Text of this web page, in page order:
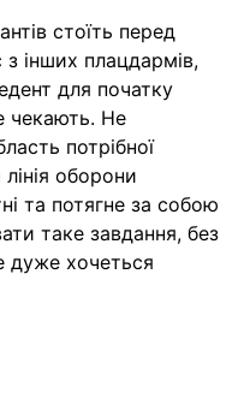
стоїть перед
інших плацдармів,
для початку
чекають. Не
потрібної
лінія оборони
та потягне за собою
таке завдання, без
дуже хочеться